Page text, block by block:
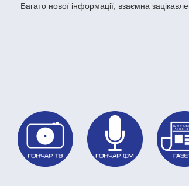
Багато нової інформації, взаємна